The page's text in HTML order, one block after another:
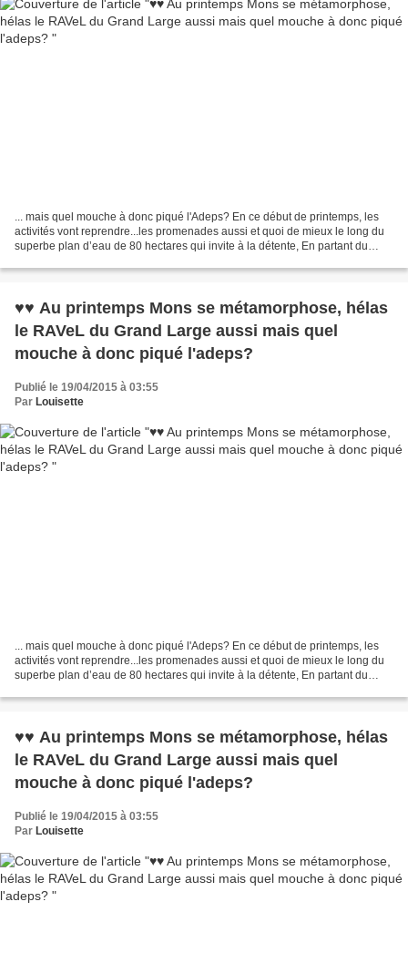
... mais quel mouche à donc piqué l'Adeps? En ce début de printemps, les
activités vont reprendre...les promenades aussi et quoi de mieux le long du
superbe plan d’eau de 80 hectares qui invite à la détente, En partant du
♥♥ Au printemps Mons se métamorphose, hélas
le RAVeL du Grand Large aussi mais quel
mouche à donc piqué l'adeps?
Publié le 19/04/2015 à 03:55
Par Louisette
... mais quel mouche à donc piqué l'Adeps? En ce début de printemps, les
activités vont reprendre...les promenades aussi et quoi de mieux le long du
superbe plan d’eau de 80 hectares qui invite à la détente, En partant du
♥♥ Au printemps Mons se métamorphose, hélas
le RAVeL du Grand Large aussi mais quel
mouche à donc piqué l'adeps?
Publié le 19/04/2015 à 03:55
Par Louisette